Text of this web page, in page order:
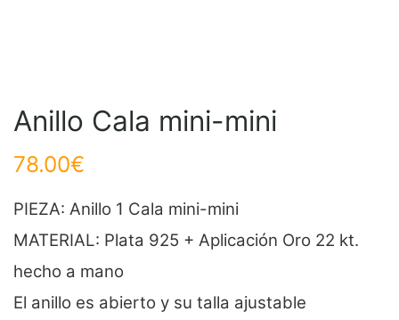
Anillo Cala mini-mini
78.00€
PIEZA: Anillo 1 Cala mini-mini
MATERIAL: Plata 925 + Aplicación Oro 22 kt.
hecho a mano
El anillo es abierto y su talla ajustable